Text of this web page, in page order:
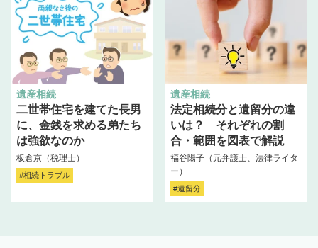
遺産相続
二世帯住宅を建てた長男
に、金銭を求める弟たち
は強欲なのか
板倉京（税理士）
#相続トラブル
遺産相続
法定相続分と遺留分の違
いは？ それぞれの割
合・範囲を図表で解説
福谷陽子（元弁護士、法律ライタ
ー）
#遺留分